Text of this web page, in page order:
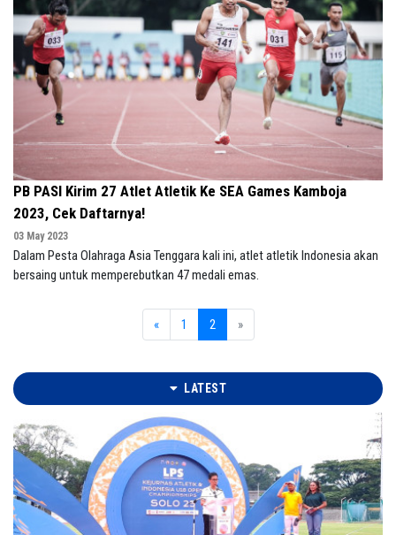
PB PASI Kirim 27 Atlet Atletik Ke SEA Games Kamboja
2023, Cek Daftarnya!
03 May 2023
Dalam Pesta Olahraga Asia Tenggara kali ini, atlet atletik Indonesia akan
bersaing untuk memperebutkan 47 medali emas.
« 1 2 »
LATEST